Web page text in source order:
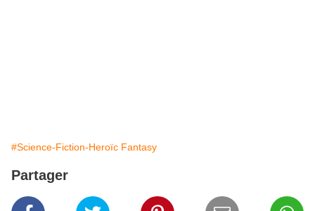
#Science-Fiction-Heroïc Fantasy
Partager